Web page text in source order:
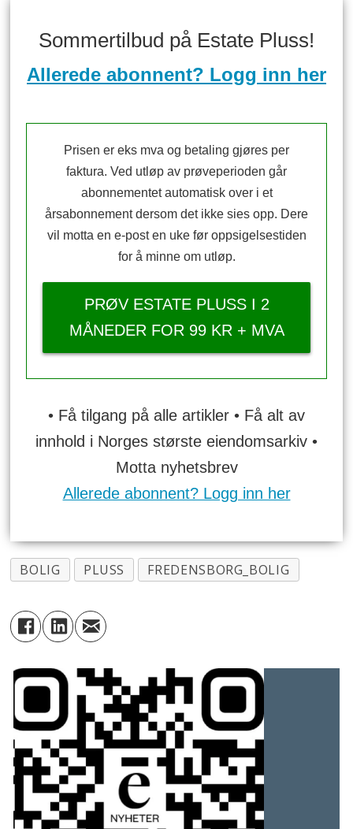
Sommertilbud på Estate Pluss!
Allerede abonnent? Logg inn her
Prisen er eks mva og betaling gjøres per
faktura. Ved utløp av prøveperioden går
abonnementet automatisk over i et
årsabonnement dersom det ikke sies opp. Dere
vil motta en e-post en uke før oppsigelsestiden
for å minne om utløp.
PRØV ESTATE PLUSS I 2
MÅNEDER FOR 99 KR + MVA
• Få tilgang på alle artikler • Få alt av
innhold i Norges største eiendomsarkiv •
Motta nyhetsbrev
Allerede abonnent? Logg inn her
BOLIG PLUSS FREDENSBORG_BOLIG